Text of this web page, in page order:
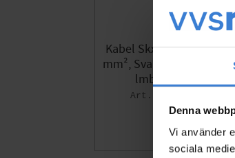
Denna
Vi använder
sociala
Kabel Skx H03VVH2-F),
mm², Svart, 10m, 300/
lmbergs 99006248
139KR